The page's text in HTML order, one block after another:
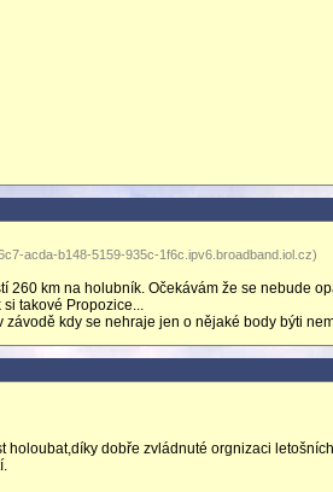
acda-b148-5159-935c-1f6c.ipv6.broadband.iol.cz)
260 km na holubník. Očekávám že se nebude
takové Propozice...
kdy se nehraje jen o nějaké body býti
holoubat,díky dobře zvládnuté orgnizaci letošních